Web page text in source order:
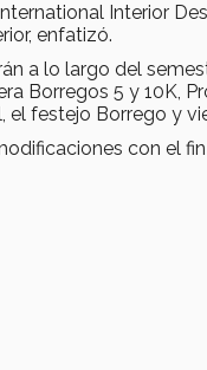
Interior
enfatizó.
a lo largo del
Borregos 5 y 10K,
festejo Borrego y
con el